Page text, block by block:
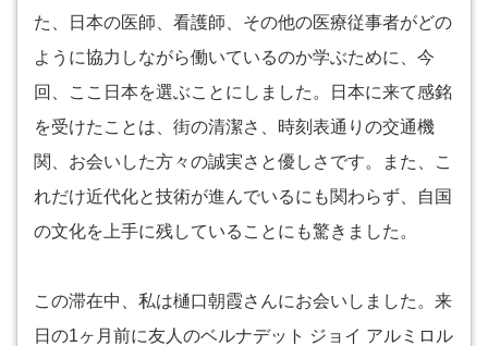
た、日本の医師、看護師、その他の医療従事者がどの
ように協力しながら働いているのか学ぶために、今
回、ここ日本を選ぶことにしました。日本に来て感銘
を受けたことは、街の清潔さ、時刻表通りの交通機
関、お会いした方々の誠実さと優しさです。また、こ
れだけ近代化と技術が進んでいるにも関わらず、自国
の文化を上手に残していることにも驚きました。
この滞在中、私は樋口朝霞さんにお会いしました。来
日の1ヶ月前に友人のベルナデット ジョイ アルミロル